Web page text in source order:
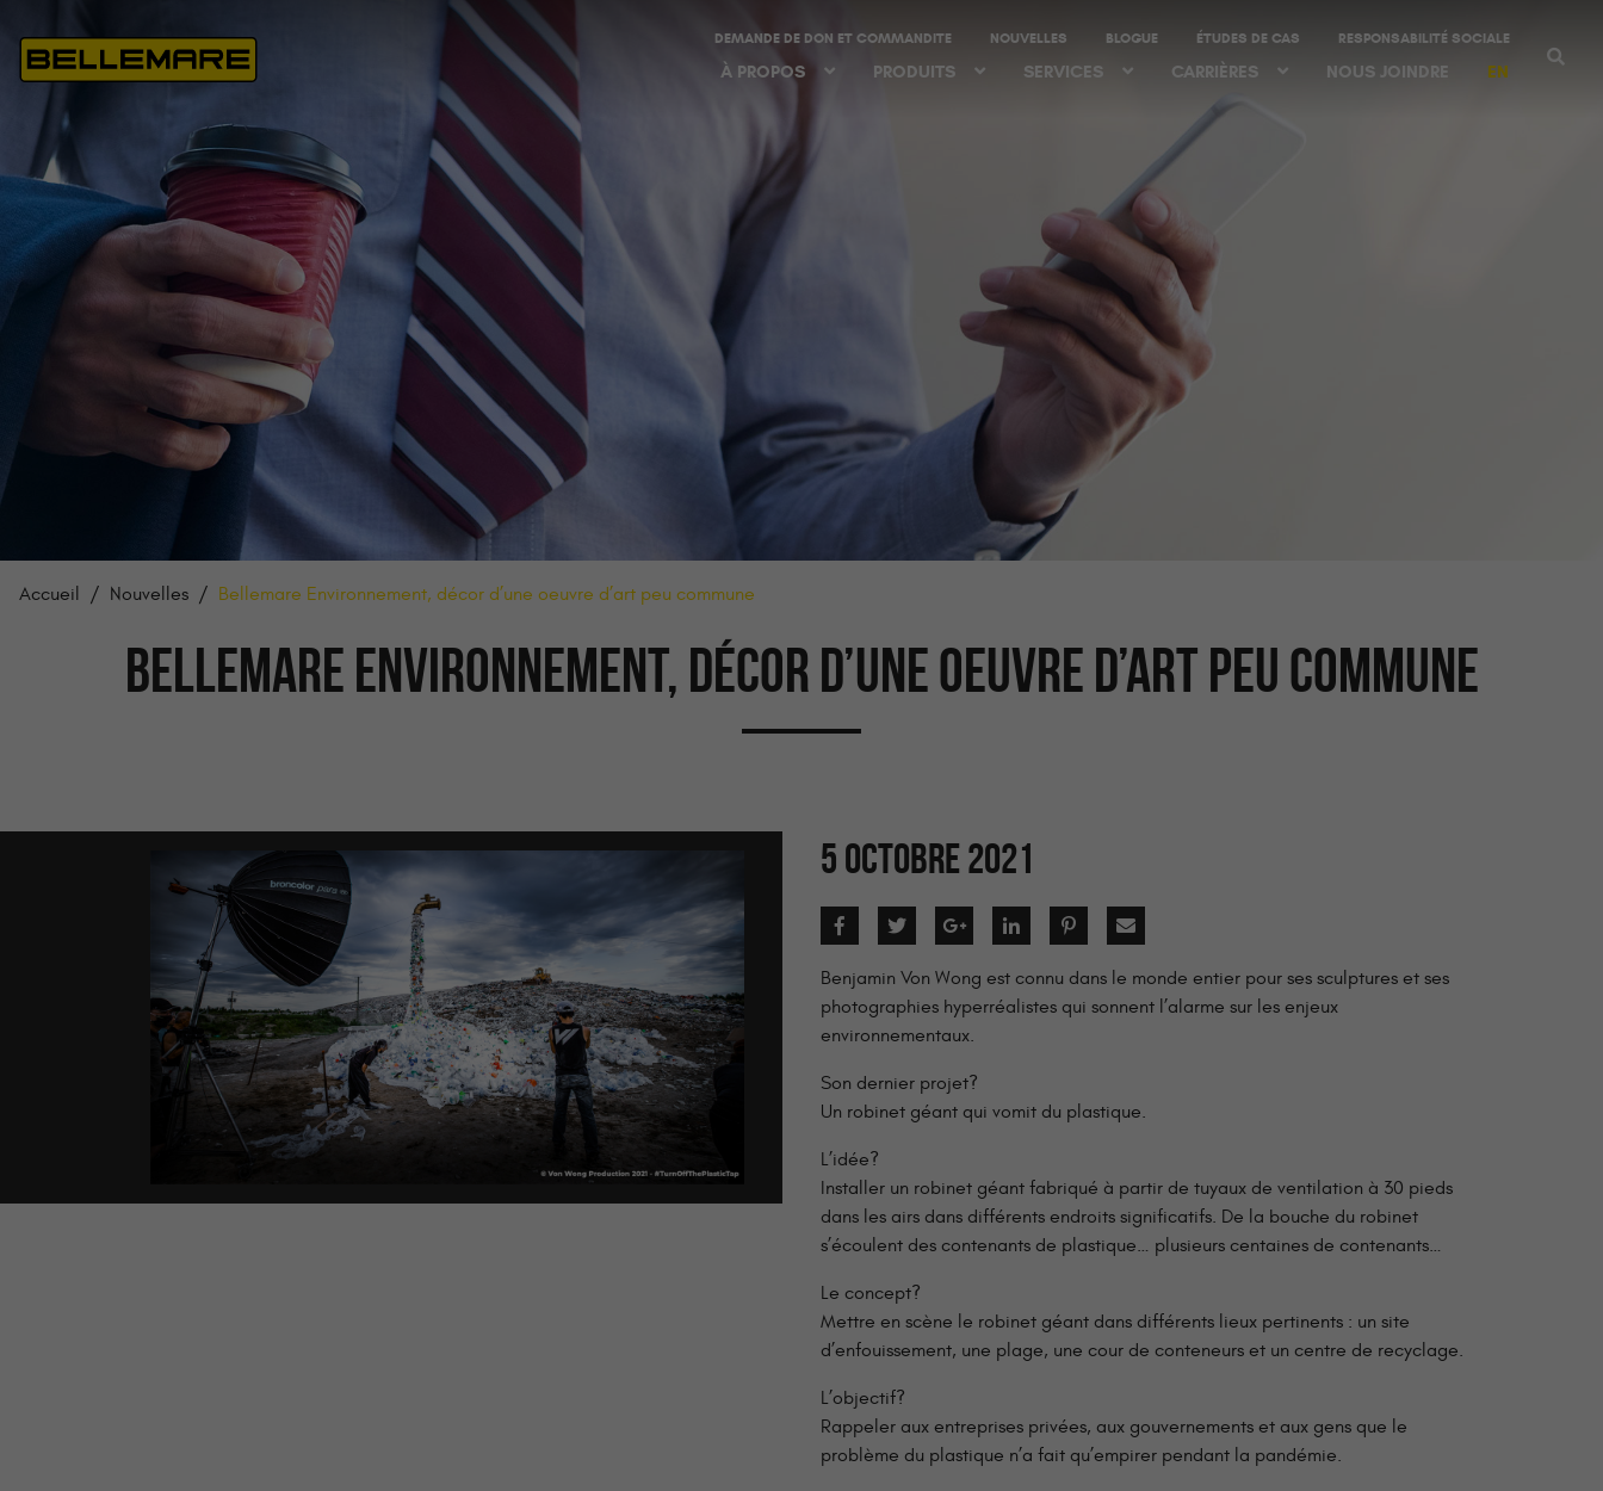
À PROPOS PRODUITS SERVICES CARRIÈRES NOUS JOINDRE EN
DEMANDE DE DON ET COMMANDITE NOUVELLES BLOGUE ÉTUDES DE CAS RESPONSABILITÉ SOCIALE
Accueil Nouvelles Bellemare Environnement, décor d’une oeuvre d’art peu commune
BELLEMARE ENVIRONNEMENT, DÉCOR D’UNE OEUVRE D’ART PEU COMMUNE
5 OCTOBRE 2021
Benjamin Von Wong est connu dans le monde entier pour ses sculptures et ses
photographies hyperréalistes qui sonnent l’alarme sur les enjeux
environnementaux.
Son dernier projet?
Un robinet géant qui vomit du plastique.
L’idée?
Installer un robinet géant fabriqué à partir de tuyaux de ventilation à 30 pieds
dans les airs dans différents endroits significatifs. De la bouche du robinet
s’écoulent des contenants de plastique… plusieurs centaines de contenants…
Le concept?
Mettre en scène le robinet géant dans différents lieux pertinents : un site
d’enfouissement, une plage, une cour de conteneurs et un centre de recyclage.
L’objectif?
Rappeler aux entreprises privées, aux gouvernements et aux gens que le
problème du plastique n’a fait qu’empirer pendant la pandémie.